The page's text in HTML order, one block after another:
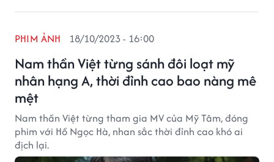
Nam thần Việt từng sánh đôi loạt mỹ
nhân hạng A, thời đỉnh cao bao nàng mê
mệt
PHIM ẢNH 18/10/2023 - 16:00
Nam thần Việt từng tham gia MV của Mỹ Tâm, đóng
phim với Hồ Ngọc Hà, nhan sắc thời đỉnh cao khó ai
địch lại.